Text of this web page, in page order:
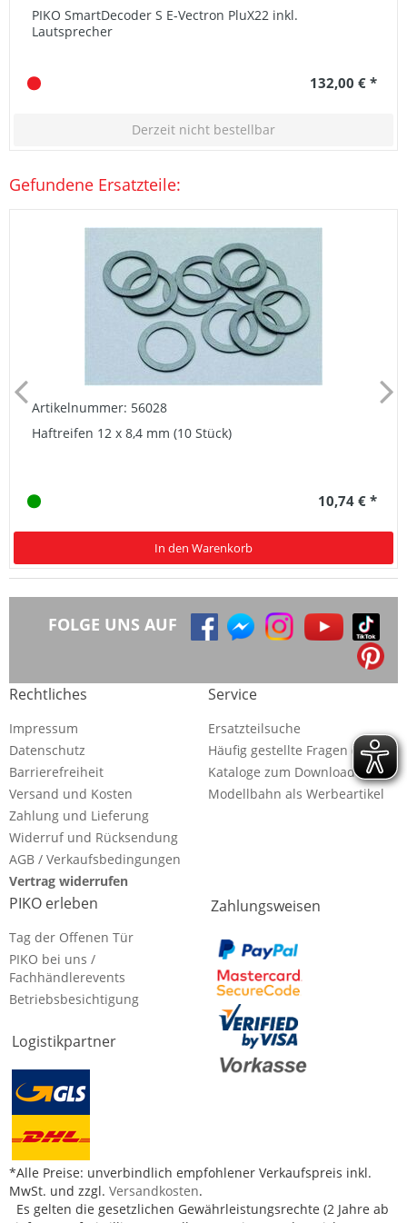
PIKO SmartDecoder S E-Vectron PluX22 inkl.
Lautsprecher
132,00 € *
Derzeit nicht bestellbar
Gefundene Ersatzteile:
Artikelnummer: 56028
Haftreifen 12 x 8,4 mm (10 Stück)
10,74 € *
In den Warenkorb
FOLGE UNS AUF
Rechtliches
Impressum
Datenschutz
Barrierefreiheit
Versand und Kosten
Zahlung und Lieferung
Widerruf und Rücksendung
AGB / Verkaufsbedingungen
Vertrag widerrufen
Service
Ersatzteilsuche
Häufig gestellte Fragen (FAQ)
Kataloge zum Download
Modellbahn als Werbeartikel
PIKO erleben
Tag der Offenen Tür
PIKO bei uns /
Fachhändlerevents
Betriebsbesichtigung
Logistikpartner
Zahlungsweisen
*Alle Preise: unverbindlich empfohlener Verkaufspreis inkl.
MwSt. und zzgl. Versandkosten.
Es gelten die gesetzlichen Gewährleistungsrechte (2 Jahre ab